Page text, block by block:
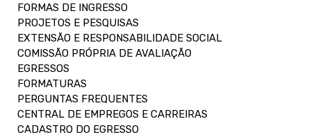
FORMAS DE INGRESSO
PROJETOS E PESQUISAS
EXTENSÃO E RESPONSABILIDADE SOCIAL
COMISSÃO PRÓPRIA DE AVALIAÇÃO
EGRESSOS
FORMATURAS
PERGUNTAS FREQUENTES
CENTRAL DE EMPREGOS E CARREIRAS
CADASTRO DO EGRESSO